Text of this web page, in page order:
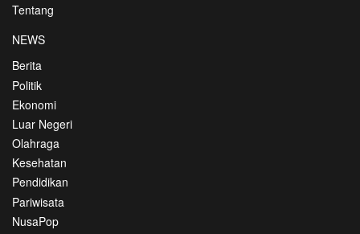
Tentang
NEWS
Berita
Politik
Ekonomi
Luar Negeri
Olahraga
Kesehatan
Pendidikan
Pariwisata
NusaPop